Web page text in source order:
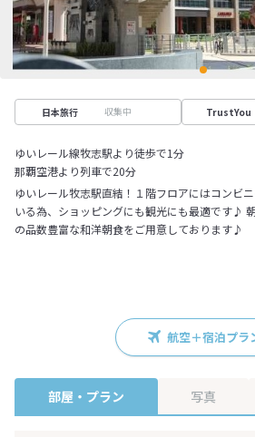
日本旅行 収集中 TrustYou
ゆいレール線牧志駅より徒歩で1分
那覇空港より列車で20分
ゆいレール牧志駅直結！１階フロアにはコンビ
いる為、ショッピングにも観光にも最適です♪
の品数豊富な和洋朝食をご用意しております♪
航空＋宿泊プラ
部屋・プラン 写真